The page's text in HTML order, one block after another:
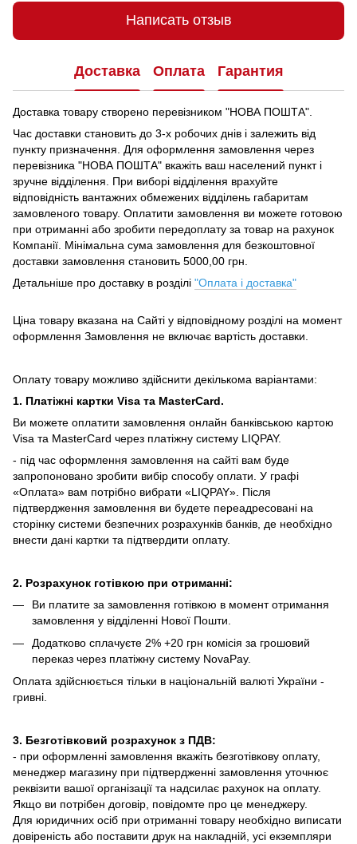
Написать отзыв
Доставка Оплата Гарантия
Доставка товару створено перевізником "НОВА ПОШТА".
Час доставки становить до 3-х робочих днів і залежить від
пункту призначення. Для оформлення замовлення через
перевізника "НОВА ПОШТА" вкажіть ваш населений пункт і
зручне відділення.
При виборі відділення врахуйте
відповідність вантажних обмежених відділень габаритам
замовленого товару. Оплатити замовлення ви можете готовою
при отриманні або зробити передоплату за товар на рахунок
Компанії. Мінімальна сума замовлення для безкоштовної
доставки замовлення становить 5000,00 грн.
Детальніше про доставку в розділі "Оплата і доставка"
Ціна товару вказана на Сайті у відповідному розділі на момент
оформлення Замовлення не включає вартість доставки.
Оплату товару можливо здійснити декількома варіантами:
1. Платіжні картки Visa та MasterCard.
Ви можете оплатити замовлення онлайн банківською картою
Visa та MasterCard через платіжну систему LIQPAY.
- під час оформлення замовлення на сайті вам буде
запропоновано зробити вибір способу оплати. У графі
«Оплата» вам потрібно вибрати «LIQPAY». Після
підтвердження замовлення ви будете переадресовані на
сторінку системи безпечних розрахунків банків, де необхідно
внести дані картки та підтвердити оплату.
2. Розрахунок готівкою при отриманні:
Ви платите за замовлення готівкою в момент отримання
замовлення у відділенні Нової Пошти.
Додатково сплачуєте 2% +20 грн комісія за грошовий
переказ через платіжну систему NovaPay.
Оплата здійснюється тільки в національній валюті України -
гривні.
3. Безготівковий розрахунок з ПДВ:
- при оформленні замовлення вкажіть безготівкову оплату,
менеджер магазину при підтвердженні замовлення уточнює
реквізити вашої організації та надсилає рахунок на оплату.
Якщо ви потрібен договір, повідомте про це менеджеру.
Для юридичних осіб при отриманні товару необхідно виписати
довіреність або поставити друк на накладній, усі екземпляри